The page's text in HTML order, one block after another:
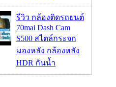
รีวิว กล้องติดรถยนต์
70mai Dash Cam
S500 สไตล์กระจก
มองหลัง กล้องหลัง
HDR กันน้ำ